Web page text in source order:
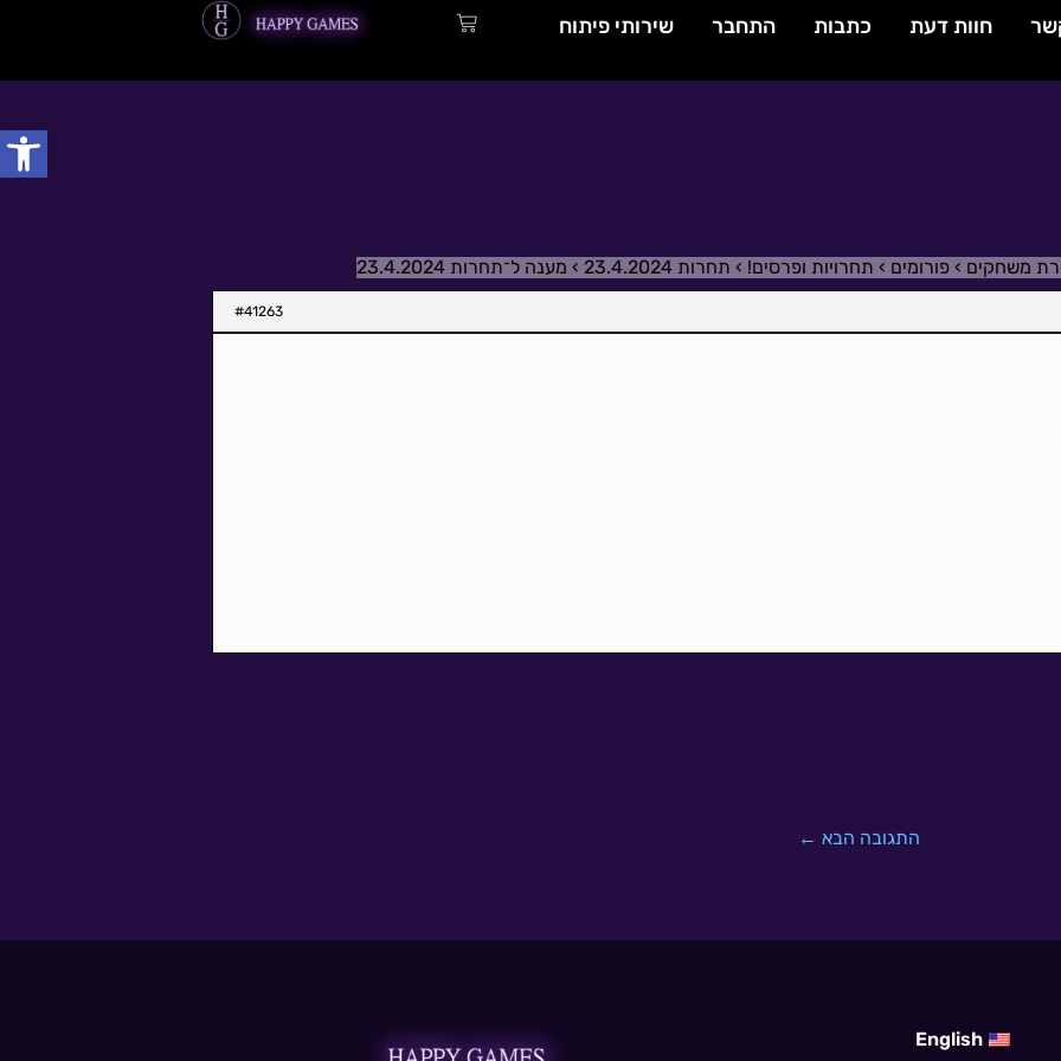
חוות דעת כתבות התחבר
שירותי פיתוח
עגלת
משחקים › פורומים › תחרויות ופרסים! › תחרות 23.4.2024 › מענה ל־תחרות 23.4.2024
#41263
התגובה הבא ←
English